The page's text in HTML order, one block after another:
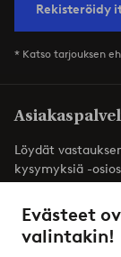
Evästeet
valintakin!
Rekisteröidy
* Katso tarjouksen
Löydät
kysymyksiä -
Asiakaspalvelu